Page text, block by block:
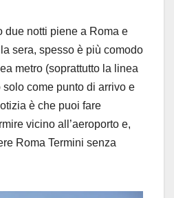
due notti piene a Roma e
sera, spesso è più comodo
metro (soprattutto la linea
come punto di arrivo e
è che puoi fare
vicino all’aeroporto e,
Roma Termini senza